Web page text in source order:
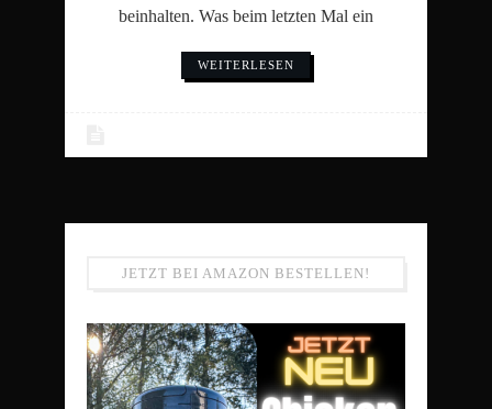
beinhalten. Was beim letzten Mal ein
WEITERLESEN
JETZT BEI AMAZON BESTELLEN!